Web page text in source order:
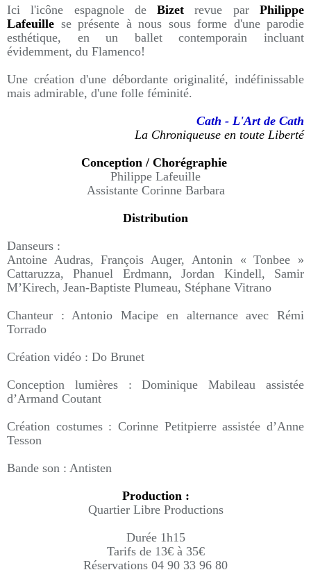
Ici l'icône espagnole deBizet revue parPhilippe
Lafeuille se présente à nous sous forme d'une parodie
esthétique, en un ballet contemporain incluant
évidemment, du Flamenco!
Une création d'une débordante originalité, indéfinissable
mais admirable, d'une folle féminité.
Cath - L'Art de Cath
La Chroniqueuse en toute Liberté
Conception / Chorégraphie
Philippe Lafeuille
Assistante Corinne Barbara
Distribution
Danseurs :
Antoine Audras, François Auger, Antonin « Tonbee »
Cattaruzza, Phanuel Erdmann, Jordan Kindell, Samir
M’Kirech, Jean-Baptiste Plumeau, Stéphane Vitrano
Chanteur : Antonio Macipe en alternance avec Rémi
Torrado
Création vidéo : Do Brunet
Conception lumières : Dominique Mabileau assistée
d’Armand Coutant
Création costumes : Corinne Petitpierre assistée d’Anne
Tesson
Bande son : Antisten
Production :
Quartier Libre Productions
Durée 1h15
Tarifs de 13€ à 35€
Réservations 04 90 33 96 80